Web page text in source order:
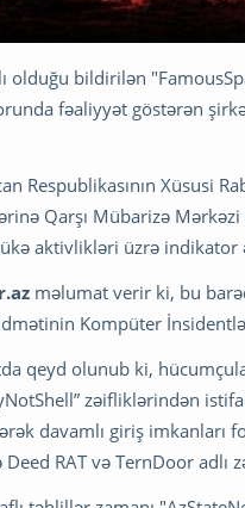
olduğu bildirilən
fəaliyyət göstərən
Respublikasının Xüsusi
Qarşı Mübarizə
aktivlikləri üzrə indikator
məlumat verir ki, bu
Kompüter
qeyd olunub ki,
zəifliklərindən
davamlı giriş imkanları
Deed RAT və TernDoor